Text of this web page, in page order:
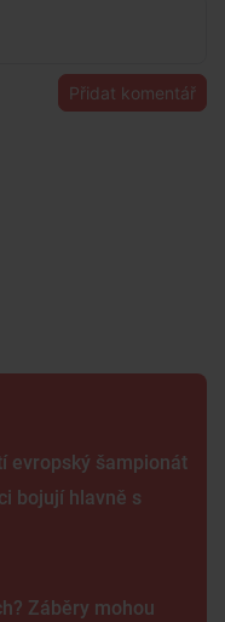
Přidat komentář
evropský šampionát
bojují hlavně s
Záběry mohou